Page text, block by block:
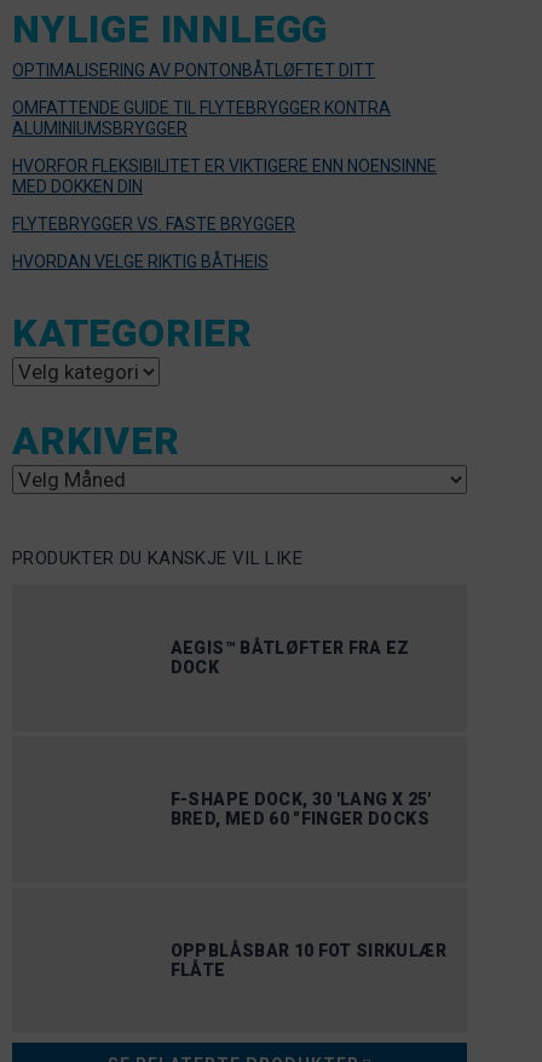
NYLIGE INNLEGG
OPTIMALISERING AV PONTONBÅTLØFTET DITT
OMFATTENDE GUIDE TIL FLYTEBRYGGER KONTRA
ALUMINIUMSBRYGGER
HVORFOR FLEKSIBILITET ER VIKTIGERE ENN NOENSINNE
MED DOKKEN DIN
FLYTEBRYGGER VS. FASTE BRYGGER
HVORDAN VELGE RIKTIG BÅTHEIS
KATEGORIER
Kategorier
ARKIVER
Arkiver
PRODUKTER DU KANSKJE VIL LIKE
AEGIS™ BÅTLØFTER FRA EZ
DOCK
F-SHAPE DOCK, 30 'LANG X 25'
BRED, MED 60 "FINGER DOCKS
OPPBLÅSBAR 10 FOT SIRKULÆR
FLÅTE